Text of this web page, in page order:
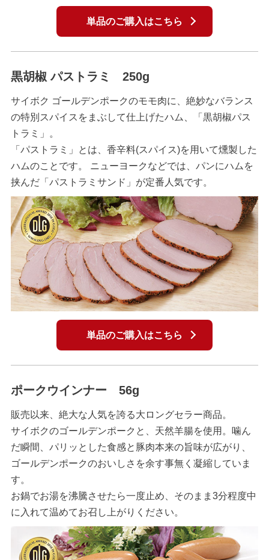
単品のご購入はこちら
黒胡椒 パストラミ 250g
サイボク ゴールデンポークのモモ肉に、絶妙なバランス
の特別スパイスをまぶして仕上げたハム、「黒胡椒パス
トラミ」。
「パストラミ」とは、香辛料(スパイス)を用いて燻製した
ハムのことです。 ニューヨークなどでは、パンにハムを
挟んだ「パストラミサンド」が定番人気です。
単品のご購入はこちら
ポークウインナー 56g
販売以来、絶大な人気を誇る大ロングセラー商品。
サイボクのゴールデンポークと、天然羊腸を使用。噛ん
だ瞬間、パリッとした食感と豚肉本来の旨味が広がり、
ゴールデンポークのおいしさを余す事無く凝縮していま
す。
お鍋でお湯を沸騰させたら一度止め、そのまま3分程度中
に入れて温めてお召し上がりください。